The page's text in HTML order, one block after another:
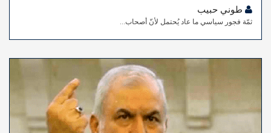
ثمّة فجور سياسي ما عاد يُحتمل لأنّ أصحاب...